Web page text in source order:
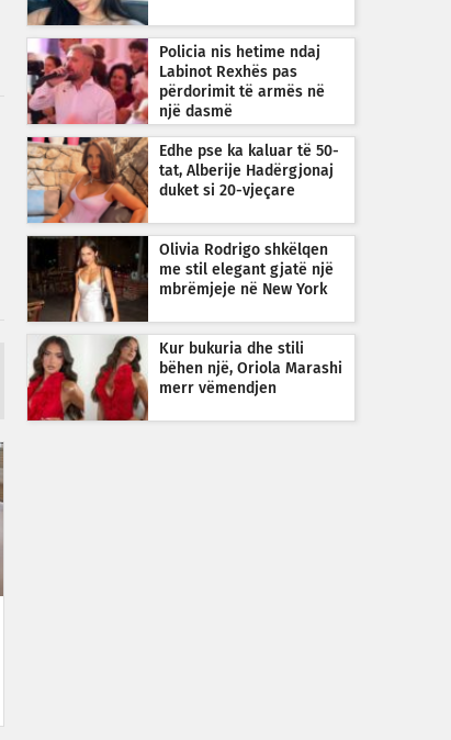
Policia nis hetime ndaj
Labinot Rexhës pas
përdorimit të armës në
një dasmë
Edhe pse ka kaluar të 50-
tat, Alberije Hadërgjonaj
duket si 20-vjeçare
Olivia Rodrigo shkëlqen
me stil elegant gjatë një
mbrëmjeje në New York
Kur bukuria dhe stili
bëhen një, Oriola Marashi
merr vëmendjen